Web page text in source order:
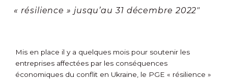
« résilience » jusqu’au 31 décembre 2022″
Mis en place il y a quelques mois pour soutenir les
entreprises affectées par les conséquences
économiques du conflit en Ukraine, le PGE « résilience »